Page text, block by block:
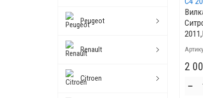
Peugeot
Renault
Citroen
2